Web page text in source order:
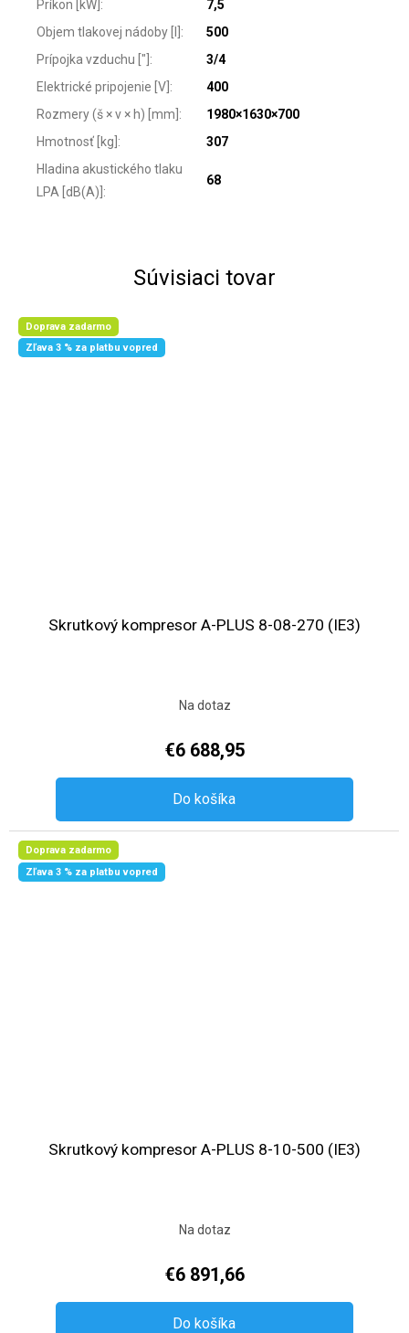
Príkon [kW] :
7,5
Objem tlakovej nádoby [l] :
500
Prípojka vzduchu ["] :
3/4
Elektrické pripojenie [V] :
400
Rozmery (š × v × h) [mm] :
1980×1630×700
Hmotnosť [kg] :
307
Hladina akustického tlaku
LPA [dB(A)] :
68
Súvisiaci tovar
Doprava zadarmo
Zľava 3 % za platbu vopred
Skrutkový kompresor A-PLUS 8-08-270 (IE3)
Na dotaz
€6 688,95
Do košíka
Doprava zadarmo
Zľava 3 % za platbu vopred
Skrutkový kompresor A-PLUS 8-10-500 (IE3)
Na dotaz
€6 891,66
Do košíka